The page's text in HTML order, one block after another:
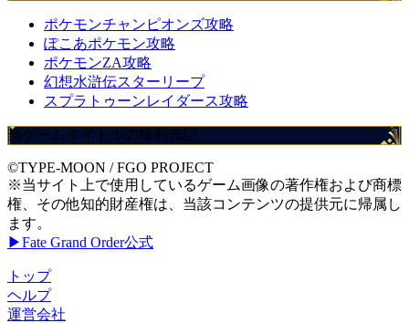
ポケモンチャンピオンズ攻略
ぽこあポケモン攻略
ポケモンZA攻略
幻想水滸伝スターリープ
スプラトゥーンレイダース攻略
当ゲームタイトルの権利表記
©TYPE-MOON / FGO PROJECT
※当サイト上で使用しているゲーム画像の著作権および商標
権、その他知的財産権は、当該コンテンツの提供元に帰属し
ます。
▶Fate Grand Order公式
トップ
ヘルプ
運営会社